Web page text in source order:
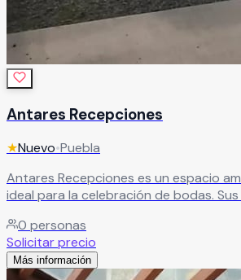
Antares Recepciones
★Nuevo•Puebla
Antares Recepciones es un espacio
ideal para la celebración de bodas.
memorable, con ambientes diseñados
y un equipo profesional que te
detalle.Leer más
0 personas
Solicitar precio
Más información